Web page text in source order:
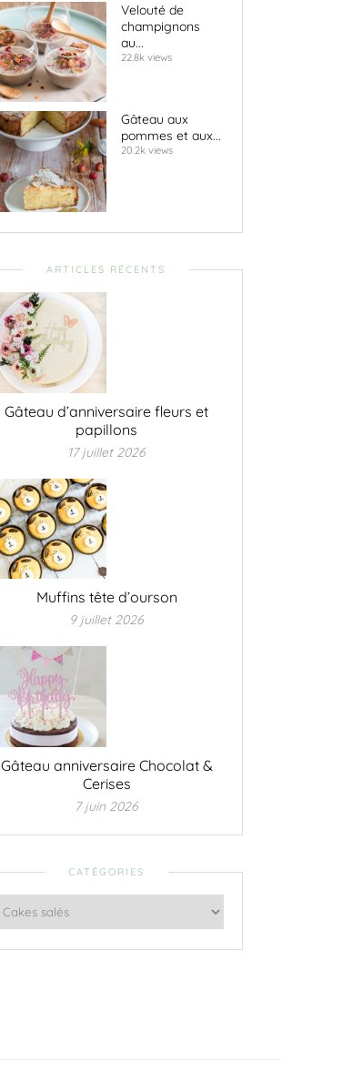
Velouté de
champignons
au...
22.8k views
Gâteau aux
pommes et aux...
20.2k views
ARTICLES RÉCENTS
Gâteau d’anniversaire fleurs et
papillons
17 juillet 2026
Muffins tête d’ourson
9 juillet 2026
Gâteau anniversaire Chocolat &
Cerises
7 juin 2026
CATÉGORIES